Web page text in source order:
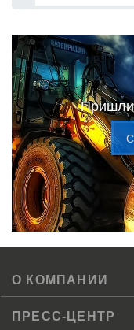
О КОМПАНИИ
ПРЕСС-ЦЕНТР